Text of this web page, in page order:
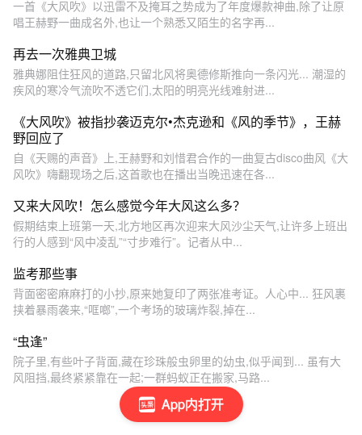
App内打开
一首《大风吹》以迅雷不及掩耳之势成为了年度爆款神曲,除了让原
唱王赫野一曲成名外,也让一个熟悉又陌生的名字再...
再去一次雅典卫城
雅典娜阻住狂风的道路,只留北风将奥德修斯推向一条闪光... 潮湿的
疾风的寒冷气流吹不透它们,太阳的明亮光线难射进...
《大风吹》被指抄袭迈克尔•杰克逊和《风的季节》，王赫
野回应了
自《天赐的声音》上,王赫野和刘惜君合作的一曲复古disco曲风《大
风吹》嗨翻现场之后,这首歌也在播出当晚迅速在各...
又来大风吹！怎么感觉今年大风这么多？
假期结束上班第一天,北方地区再次迎来大风沙尘天气,让许多上班出
行的人感到“风中凌乱”“寸步难行”。记者从中...
监考那些事
背面密密麻麻打的小抄,原来她复印了两张准考证。人心中... 狂风裹
挟着暴雨袭来,“哐啷”,一个考场的玻璃炸裂,掉在...
“虫逢”
院子里,有些叶子背面,藏在珍珠般虫卵里的幼虫,似乎闻到... 虽有大
风阻挡,最终紧紧靠在一起;一群蚂蚁正在搬家,马路...